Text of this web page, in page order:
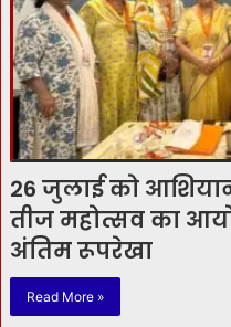
26 जुलाई को
तीज महोत्सव का
अंतिम रूपरेखा
Read More »